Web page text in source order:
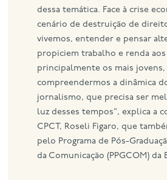
dessa temática. Face à crise
cenário de destruição de
vivemos, entender e pensar
propiciem trabalho e renda
principalmente os mais
compreendermos a dinâmica
jornalismo, que precisa ser
luz desses tempos”, explica a
CPCT, Roseli Figaro, que
pelo Programa de Pós-
da Comunicação (PPGCOM) da